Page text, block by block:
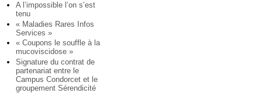
A l’impossible l’on s’est
tenu
« Maladies Rares Infos
Services »
« Coupons le souffle à la
mucoviscidose »
Signature du contrat de
partenariat entre le
Campus Condorcet et le
groupement Sérendicité